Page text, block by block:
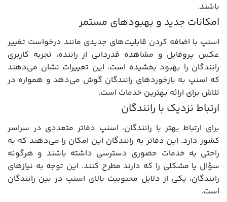
باشند.
امکانات جدید و بهبودهای مستمر
اسنپ با اضافه کردن قابلیت‌های جدیدی مانند درخواست تغییر
عکس پروفایل و مشاهده قدردانی از راننده، تجربه کاربری
رانندگان را بهبود بخشیده است. این تغییرات نشان می‌دهند
که اسنپ به بازخوردهای رانندگان گوش می‌دهد و همواره در
تلاش برای ارائه بهترین خدمات است.
ارتباط نزدیک با رانندگان
برای ارتباط بهتر با رانندگان، اسنپ دفاتر متعددی در سراسر
کشور دارد. این دفاتر به رانندگان این امکان را می‌دهند که به‌
راحتی به خدمات حضوری دسترسی داشته باشند و هرگونه
سؤال یا مشکلی را که دارند مطرح کنند. این توجه به نیازهای
رانندگان، یکی از دلایل محبوبیت بالای اسنپ در بین رانندگان
است.